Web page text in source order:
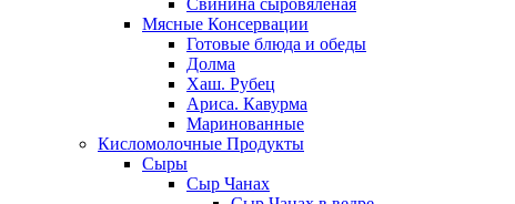
Свинина сыровяленая
Мясные Консервации
Готовые блюда и обеды
Долма
Хаш. Рубец
Ариса. Кавурма
Маринованные
Кисломолочные Продукты
Сыры
Сыр Чанах